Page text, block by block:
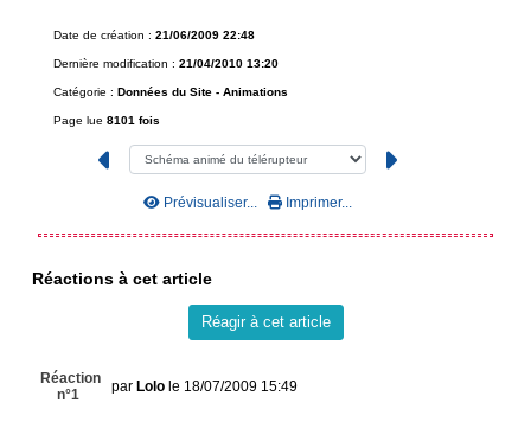
Date de création : 21/06/2009 22:48
Dernière modification : 21/04/2010 13:20
Catégorie : Données du Site - Animations
Page lue 8101 fois
Prévisualiser... Imprimer...
Réactions à cet article
Réagir à cet article
Réaction
n°1
par Lolole 18/07/2009 15:49